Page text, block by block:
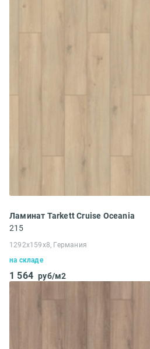
Ламинат Tarkett Cruise Oceania
215
1292x159x8, Германия
на складе
1 564 руб/м2